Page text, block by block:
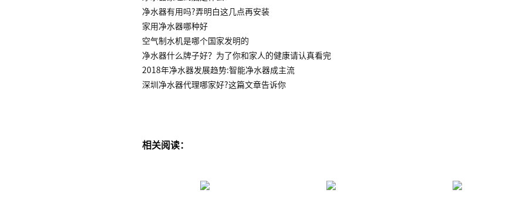
净水器有用吗?弄明白这几点再安装
家用净水器哪种好
空气制水机是哪个国家发明的
净水器什么牌子好？为了你和家人的健康请认真看完
2018年净水器发展趋势:智能净水器成主流
深圳净水器代理哪家好?这篇文章告诉你
相关阅读：